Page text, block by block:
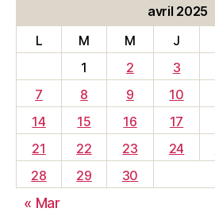
avril 2025
L
M M J
1
2 3
7
8 9 10
14
15 16 17
21
22 23 24
28
29 30
« Mar